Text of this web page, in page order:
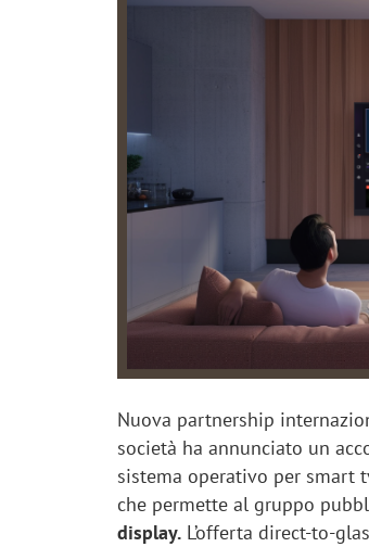
Nuova partnership
società ha annunciato un
sistema operativo per smart
che permette al gruppo
display. L’offerta direct-to-
Ads: «Con Total
Perez, Samsung Ads:
mercato strategico e
crescere»